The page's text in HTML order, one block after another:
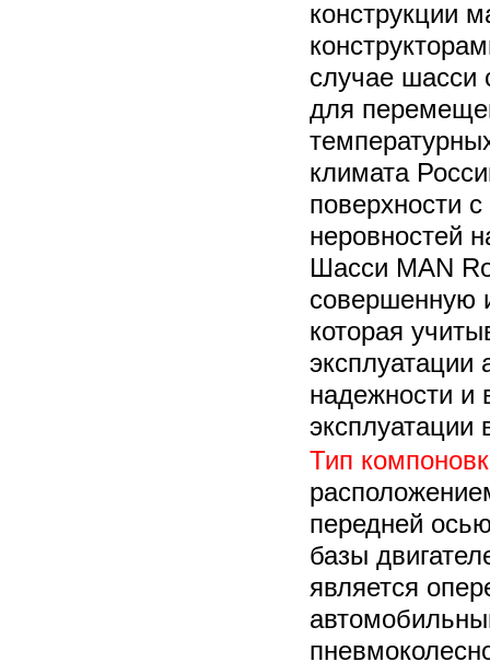
конструкции
случае шасси
для
климата
поверхности
неровностей
Шасси MAN
совершенную
которая
эксплуатации
надежности и
эксплуатации
Тип
передней
базы
является